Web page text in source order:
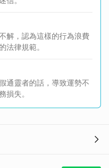
解，認為這樣的行為浪費
法律規範。
通靈者的話，導致運勢不
損失。